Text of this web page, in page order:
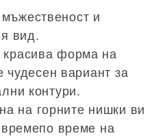
и
вид.
красива форма на
чудесен вариант за
контури.
на горните нишки ви
време на